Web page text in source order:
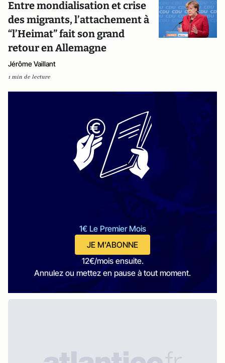
Entre mondialisation et crise
des migrants, l’attachement à
“l’Heimat” fait son grand
retour en Allemagne
Jérôme Vaillant
1 min de lecture
1€ Le Premier Mois
JE M'ABONNE
12€/mois ensuite.
Annulez ou mettez en pause à tout moment.